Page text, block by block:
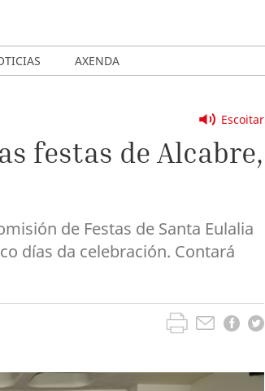
AXENDA
Escoitar
festas de Alcabre,
de Festas de Santa Eulalia
días da celebración. Contará